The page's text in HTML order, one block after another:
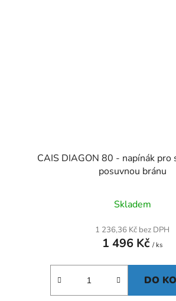
CAIS DIAGON 80 - napínák pro
posuvnou bránu
Skladem
1 236,36 Kč bez DPH
1 496 Kč / ks
DO